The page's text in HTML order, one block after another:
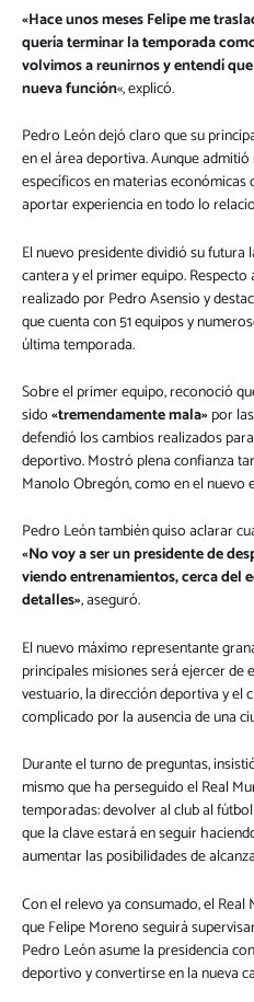
«Hace unos meses Felipe me
quería terminar la temporada
volvimos a reunirnos y entendí
nueva función«, explicó.
Pedro León dejó claro que su
en el área deportiva. Aunque
específicos en materias económicas
aportar experiencia en todo lo
El nuevo presidente dividió su futura
cantera y el primer equipo.
realizado por Pedro Asensio y
que cuenta con 51 equipos y
última temporada.
Sobre el primer equipo, reconoció
sido«tremendamente mala»por
defendió los cambios realizados
deportivo. Mostró plena confianza
Manolo Obregón, como en el nuevo
Pedro León también quiso aclarar
«No voy a ser un presidente de
viendo entrenamientos, cerca del
detalles», aseguró.
El nuevo máximo representante
principales misiones será ejercer de
vestuario, la dirección deportiva y el
complicado por la ausencia de una
Durante el turno de preguntas,
mismo que ha perseguido el Real
temporadas: devolver al club al
que la clave estará en seguir
aumentar las posibilidades de
Con el relevo ya consumado, el
que Felipe Moreno seguirá
Pedro León asume la presidencia
deportivo y convertirse en la nueva